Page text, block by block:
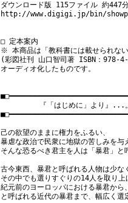
ダウンロード版 115ファイル 約447
http://www.digigi.jp/bin/
□ 定本案内
※ 本商品は「教科書には載せられない
(彩図社刊 山口智司著 ISBN：
オーディオ化したものです。
『「はじめに」より』...
己の欲望のままに権力をふるい、
暴虐な政治で民衆に地獄の苦しみを与
そんな恐るべき君主を人は「暴君」と
古今東西、暴君と呼ばれる人物は少な
その中でも選りすぐりの14人を取り上
紀元前のヨーロッパにおける暴君から
と呼ばれる近代の暴君まで、幅広く選